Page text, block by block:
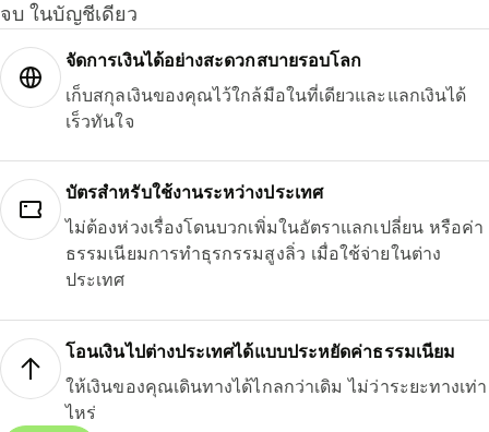
จบ ในบัญชีเดียว
จัดการเงินได้อย่างสะดวกสบายรอบโลก
เก็บสกุลเงินของคุณไว้ใกล้มือในที่เดียวและแลกเงินได้
เร็วทันใจ
บัตรสำหรับใช้งานระหว่างประเทศ
ไม่ต้องห่วงเรื่องโดนบวกเพิ่มในอัตราแลกเปลี่ยน หรือค่า
ธรรมเนียมการทำธุรกรรมสูงลิ่ว เมื่อใช้จ่ายในต่าง
ประเทศ
โอนเงินไปต่างประเทศได้แบบประหยัดค่าธรรมเนียม
ให้เงินของคุณเดินทางได้ไกลกว่าเดิม ไม่ว่าระยะทางเท่า
ไหร่